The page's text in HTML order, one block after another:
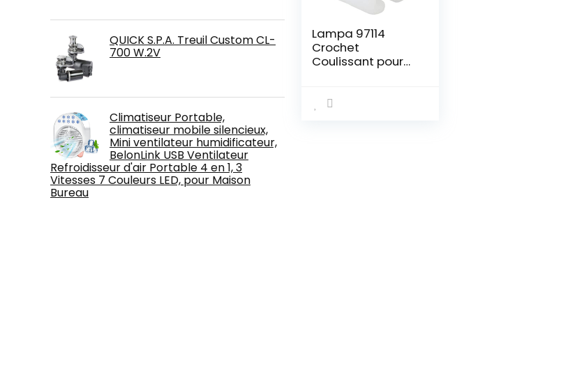
QUICK S.P.A. Treuil Custom CL-
700 W.2V
Climatiseur Portable,
climatiseur mobile silencieux,
Mini ventilateur humidificateur,
BelonLink USB Ventilateur
Refroidisseur d'air Portable 4 en 1, 3
Vitesses 7 Couleurs LED, pour Maison
Bureau
Lampa 97114
Crochet
Coulissant pour
pièce